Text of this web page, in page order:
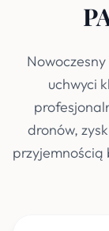
uchwyci
dronów,
przyjemnością